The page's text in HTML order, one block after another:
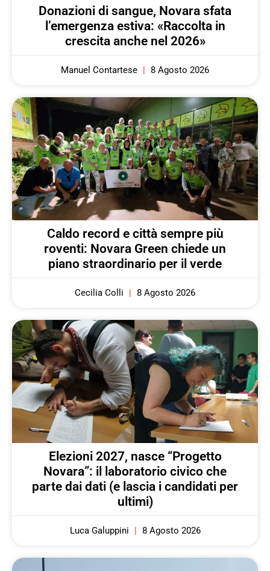
Donazioni di sangue, Novara sfata
l’emergenza estiva: «Raccolta in
crescita anche nel 2026»
Manuel Contartese 8 Agosto 2026
Caldo record e città sempre più
roventi: Novara Green chiede un
piano straordinario per il verde
Cecilia Colli 8 Agosto 2026
Elezioni 2027, nasce “Progetto
Novara”: il laboratorio civico che
parte dai dati (e lascia i candidati per
ultimi)
Luca Galuppini 8 Agosto 2026